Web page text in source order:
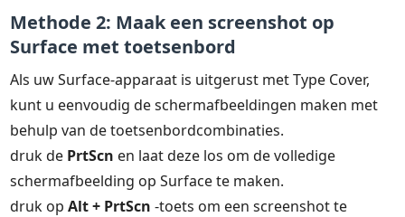
Methode 2: Maak een screenshot op
Surface met toetsenbord
Als uw Surface-apparaat is uitgerust met Type Cover,
kunt u eenvoudig de schermafbeeldingen maken met
behulp van de toetsenbordcombinaties.
druk de PrtScn en laat deze los om de volledige
schermafbeelding op Surface te maken.
druk opAlt + PrtScn -toets om een screenshot te